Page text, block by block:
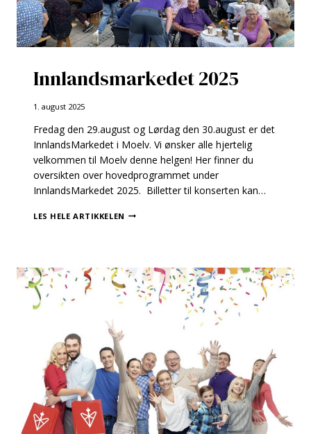
Innlandsmarkedet 2025
1. august 2025
Fredag den 29.august og Lørdag den 30.august er det
InnlandsMarkedet i Moelv. Vi ønsker alle hjertelig
velkommen til Moelv denne helgen! Her finner du
oversikten over hovedprogrammet under
InnlandsMarkedet 2025. Billetter til konserten kan…
LES HELE ARTIKKELEN INNLANDSMARKEDET